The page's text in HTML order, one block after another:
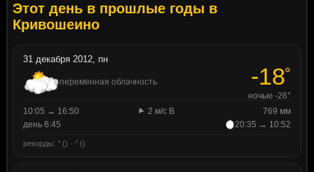
Этот день в прошлые годы в
Кривошеино
31 декабря 2012, пн
переменная облачность -18°
ночью -26°
10:05 → 16:50
2 м/с В
769 мм
день 6:45
20:35 → 10:52
рекорды: ° () · ° ()